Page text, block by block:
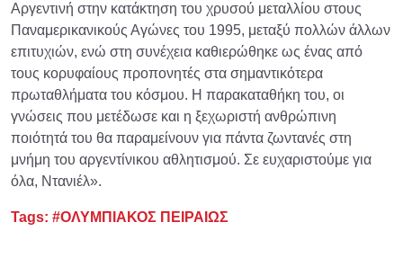
Αργεντινή στην κατάκτηση του χρυσού μεταλλίου στους
Παναμερικανικούς Αγώνες του 1995, μεταξύ πολλών άλλων
επιτυχιών, ενώ στη συνέχεια καθιερώθηκε ως ένας από
τους κορυφαίους προπονητές στα σημαντικότερα
πρωταθλήματα του κόσμου. Η παρακαταθήκη του, οι
γνώσεις που μετέδωσε και η ξεχωριστή ανθρώπινη
ποιότητά του θα παραμείνουν για πάντα ζωντανές στη
μνήμη του αργεντίνικου αθλητισμού. Σε ευχαριστούμε για
όλα, Ντανιέλ».
Tags: #ΟΛΥΜΠΙΑΚΟΣ ΠΕΙΡΑΙΩΣ